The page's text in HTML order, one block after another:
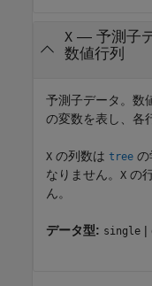
X— 予測子
数値行列
予測子データ。数
の変数を表し、各
X の列数は tree の
なりません。 X の
ん。
データ型: single |